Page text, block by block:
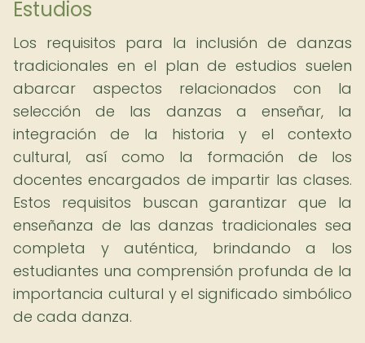
Estudios
Los requisitos para la inclusión de danzas
tradicionales en el plan de estudios suelen
abarcar aspectos relacionados con la
selección de las danzas a enseñar, la
integración de la historia y el contexto
cultural, así como la formación de los
docentes encargados de impartir las clases.
Estos requisitos buscan garantizar que la
enseñanza de las danzas tradicionales sea
completa y auténtica, brindando a los
estudiantes una comprensión profunda de la
importancia cultural y el significado simbólico
de cada danza.